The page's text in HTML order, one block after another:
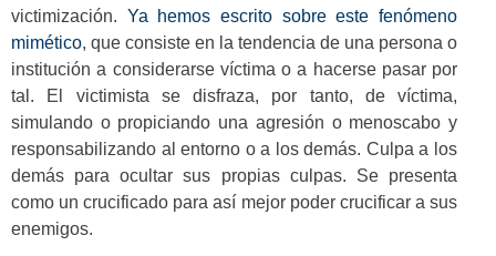
victimización. Ya hemos escrito sobre este fenómeno
mimético, que consiste en la tendencia de una persona o
institución a considerarse víctima o a hacerse pasar por
tal. El victimista se disfraza, por tanto, de víctima,
simulando o propiciando una agresión o menoscabo y
responsabilizando al entorno o a los demás. Culpa a los
demás para ocultar sus propias culpas. Se presenta
como un crucificado para así mejor poder crucificar a sus
enemigos.